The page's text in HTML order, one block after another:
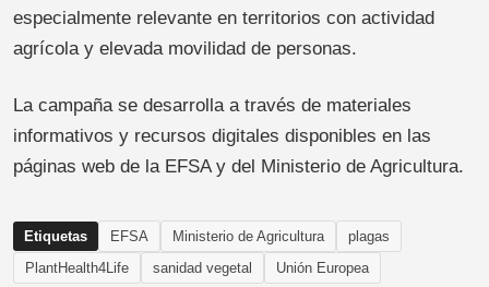
especialmente relevante en territorios con actividad
agrícola y elevada movilidad de personas.
La campaña se desarrolla a través de materiales
informativos y recursos digitales disponibles en las
páginas web de la EFSA y del Ministerio de Agricultura.
Etiquetas EFSA Ministerio de Agricultura
plagas
PlantHealth4Life
sanidad vegetal Unión Europea